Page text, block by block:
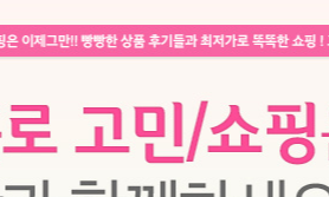
음 - 원팡
3000